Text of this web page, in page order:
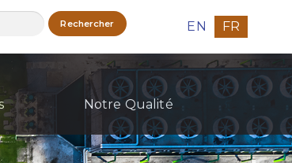
EN FR
Notre Qualité